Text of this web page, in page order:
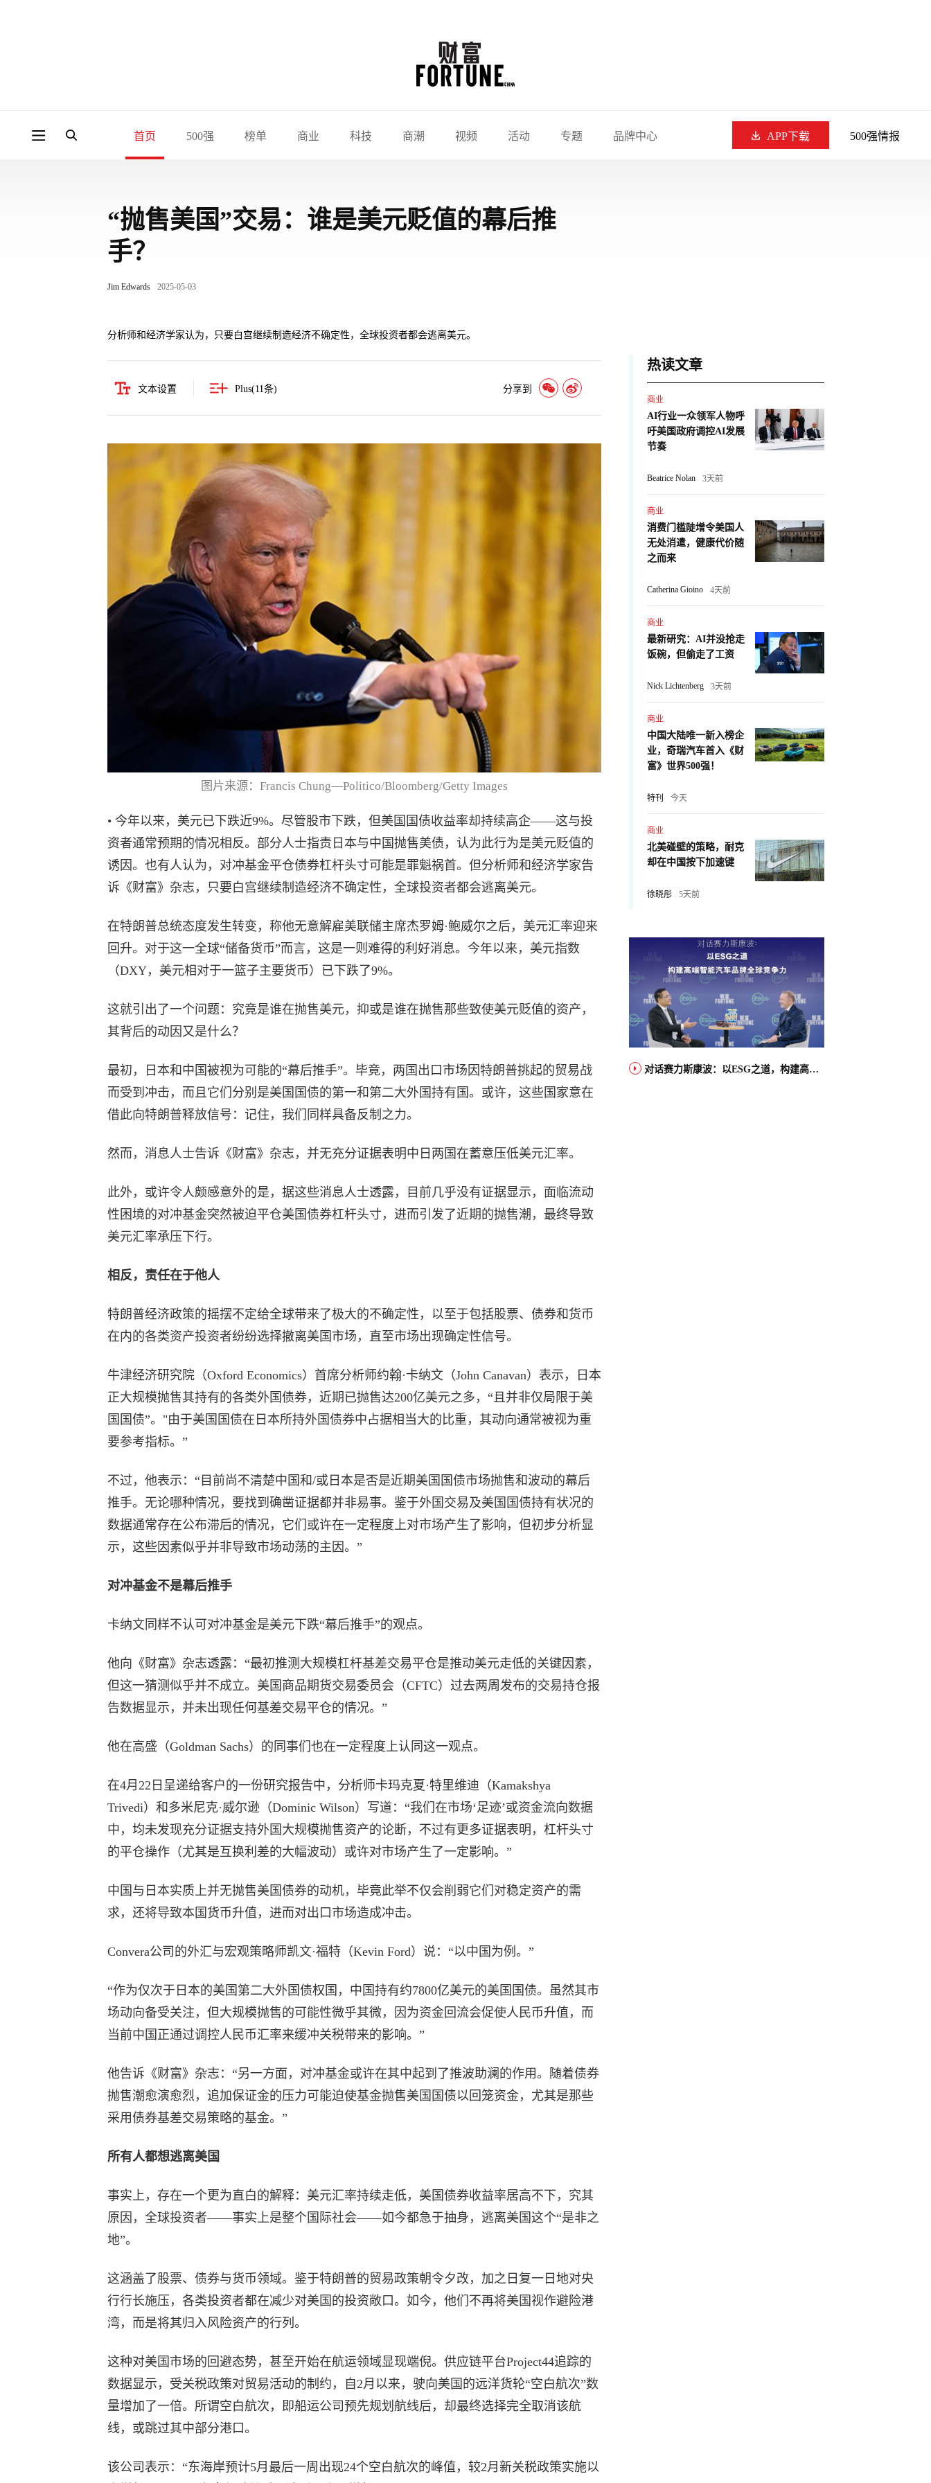
首页 500强 榜单 商业 科技 商潮 视频 活动 专题 品牌中心 APP下载 500强情报
“抛售美国”交易：谁是美元贬值的幕后推
手？
Jim Edwards 2025-05-03
分析师和经济学家认为，只要白宫继续制造经济不确定性，全球投资者都会逃离美元。
文本设置 Plus(11条) 分享到
图片来源：Francis Chung—Politico/Bloomberg/Getty Images
• 今年以来，美元已下跌近9%。尽管股市下跌，但美国国债收益率却持续高企——这与投
资者通常预期的情况相反。部分人士指责日本与中国抛售美债，认为此行为是美元贬值的
诱因。也有人认为，对冲基金平仓债券杠杆头寸可能是罪魁祸首。但分析师和经济学家告
诉《财富》杂志，只要白宫继续制造经济不确定性，全球投资者都会逃离美元。
在特朗普总统态度发生转变，称他无意解雇美联储主席杰罗姆·鲍威尔之后，美元汇率迎来
回升。对于这一全球“储备货币”而言，这是一则难得的利好消息。今年以来，美元指数
（DXY，美元相对于一篮子主要货币）已下跌了9%。
这就引出了一个问题：究竟是谁在抛售美元，抑或是谁在抛售那些致使美元贬值的资产，
其背后的动因又是什么？
最初，日本和中国被视为可能的“幕后推手”。毕竟，两国出口市场因特朗普挑起的贸易战
而受到冲击，而且它们分别是美国国债的第一和第二大外国持有国。或许，这些国家意在
借此向特朗普释放信号：记住，我们同样具备反制之力。
然而，消息人士告诉《财富》杂志，并无充分证据表明中日两国在蓄意压低美元汇率。
此外，或许令人颇感意外的是，据这些消息人士透露，目前几乎没有证据显示，面临流动
性困境的对冲基金突然被迫平仓美国债券杠杆头寸，进而引发了近期的抛售潮，最终导致
美元汇率承压下行。
相反，责任在于他人
特朗普经济政策的摇摆不定给全球带来了极大的不确定性，以至于包括股票、债券和货币
在内的各类资产投资者纷纷选择撤离美国市场，直至市场出现确定性信号。
牛津经济研究院（Oxford Economics）首席分析师约翰·卡纳文（John Canavan）表示，日本
正大规模抛售其持有的各类外国债券，近期已抛售达200亿美元之多，“且并非仅局限于美
国国债”。"由于美国国债在日本所持外国债券中占据相当大的比重，其动向通常被视为重
要参考指标。”
不过，他表示：“目前尚不清楚中国和/或日本是否是近期美国国债市场抛售和波动的幕后
推手。无论哪种情况，要找到确凿证据都并非易事。鉴于外国交易及美国国债持有状况的
数据通常存在公布滞后的情况，它们或许在一定程度上对市场产生了影响，但初步分析显
示，这些因素似乎并非导致市场动荡的主因。”
对冲基金不是幕后推手
卡纳文同样不认可对冲基金是美元下跌“幕后推手”的观点。
他向《财富》杂志透露：“最初推测大规模杠杆基差交易平仓是推动美元走低的关键因素，
但这一猜测似乎并不成立。美国商品期货交易委员会（CFTC）过去两周发布的交易持仓报
告数据显示，并未出现任何基差交易平仓的情况。”
他在高盛（Goldman Sachs）的同事们也在一定程度上认同这一观点。
在4月22日呈递给客户的一份研究报告中，分析师卡玛克夏·特里维迪（Kamakshya
Trivedi）和多米尼克·威尔逊（Dominic Wilson）写道：“我们在市场‘足迹’或资金流向数据
中，均未发现充分证据支持外国大规模抛售资产的论断，不过有更多证据表明，杠杆头寸
的平仓操作（尤其是互换利差的大幅波动）或许对市场产生了一定影响。”
中国与日本实质上并无抛售美国债券的动机，毕竟此举不仅会削弱它们对稳定资产的需
求，还将导致本国货币升值，进而对出口市场造成冲击。
Convera公司的外汇与宏观策略师凯文·福特（Kevin Ford）说：“以中国为例。”
“作为仅次于日本的美国第二大外国债权国，中国持有约7800亿美元的美国国债。虽然其市
场动向备受关注，但大规模抛售的可能性微乎其微，因为资金回流会促使人民币升值，而
当前中国正通过调控人民币汇率来缓冲关税带来的影响。”
他告诉《财富》杂志：“另一方面，对冲基金或许在其中起到了推波助澜的作用。随着债券
抛售潮愈演愈烈，追加保证金的压力可能迫使基金抛售美国国债以回笼资金，尤其是那些
采用债券基差交易策略的基金。”
所有人都想逃离美国
事实上，存在一个更为直白的解释：美元汇率持续走低，美国债券收益率居高不下，究其
原因，全球投资者——事实上是整个国际社会——如今都急于抽身，逃离美国这个“是非之
地”。
这涵盖了股票、债券与货币领域。鉴于特朗普的贸易政策朝令夕改，加之日复一日地对央
行行长施压，各类投资者都在减少对美国的投资敞口。如今，他们不再将美国视作避险港
湾，而是将其归入风险资产的行列。
这种对美国市场的回避态势，甚至开始在航运领域显现端倪。供应链平台Project44追踪的
数据显示，受关税政策对贸易活动的制约，自2月以来，驶向美国的远洋货轮“空白航次”数
量增加了一倍。所谓空白航次，即船运公司预先规划航线后，却最终选择完全取消该航
线，或跳过其中部分港口。
该公司表示：“东海岸预计5月最后一周出现24个空白航次的峰值，较2月新关税政策实施以
热读文章
商业
AI行业一众领军人物呼
吁美国政府调控AI发展
节奏
Beatrice Nolan 3天前
商业
消费门槛陡增令美国人
无处消遣，健康代价随
之而来
Catherina Gioino 4天前
商业
最新研究：AI并没抢走
饭碗，但偷走了工资
Nick Lichtenberg 3天前
商业
中国大陆唯一新入榜企
业，奇瑞汽车首入《财
富》世界500强！
特刊 今天
商业
北美碰壁的策略，耐克
却在中国按下加速键
徐晓彤 5天前
对话赛力斯康波：以ESG之道，构建高端智能汽车品牌全球竞争力